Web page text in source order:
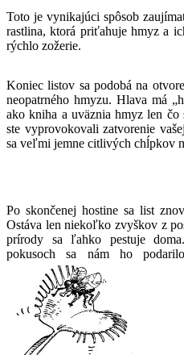
Toto je vynikajúci spôsob
rastlina, ktorá priťahuje hmyz a
rýchlo zožerie.
Koniec listov sa podobá na
neopatrného hmyzu. Hlava má
ako kniha a uväznia hmyz len
ste vyprovokovali zatvorenie
sa veľmi jemne citlivých chĺpkov
Po skončenej hostine sa list
Ostáva len niekoľko zvyškov z
prírody sa ľahko pestuje
pokusoch sa nám ho